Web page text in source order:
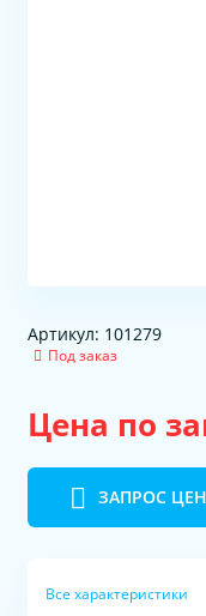
Артикул: 101279
Под заказ
Цена по
ЗАПРОС
Все характеристики